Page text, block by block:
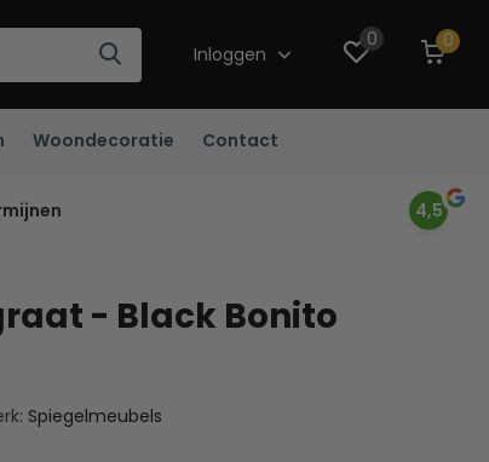
Inloggen
0 0
Woondecoratie Contact
4,5
- Black Bonito
Spiegelmeubels